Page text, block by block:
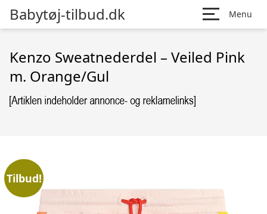
Babytøj-tilbud.dk Menu
Kenzo Sweatnederdel – Veiled Pink
m. Orange/Gul
Tilbud!